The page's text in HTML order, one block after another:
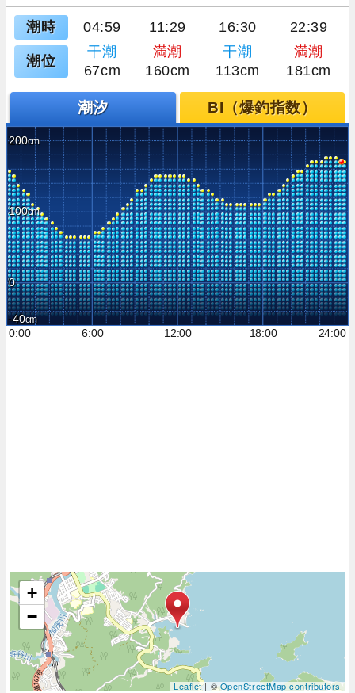
潮時 04:59 11:29 16:30 22:39
潮位
干潮 満潮 干潮
満潮
67cm
160cm 113cm 181cm
潮汐 BI（爆釣指数）
200
100
0
-40
0:00
6:00 12:00 18:00 24:00
+
−
Leaflet| ©OpenStreetMap contributors